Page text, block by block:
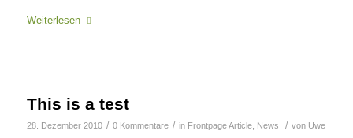
Weiterlesen
This is a test
28. Dezember 2010 / 0 Kommentare / in Frontpage Article, News / von Uwe